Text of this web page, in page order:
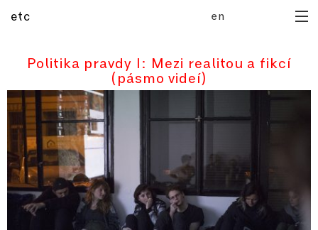
en
etc
archiv
publikace
mediatéka
manuál
rezidence
o galerii
Politika pravdy I: Mezi realitou a fikcí
(pásmo videí)